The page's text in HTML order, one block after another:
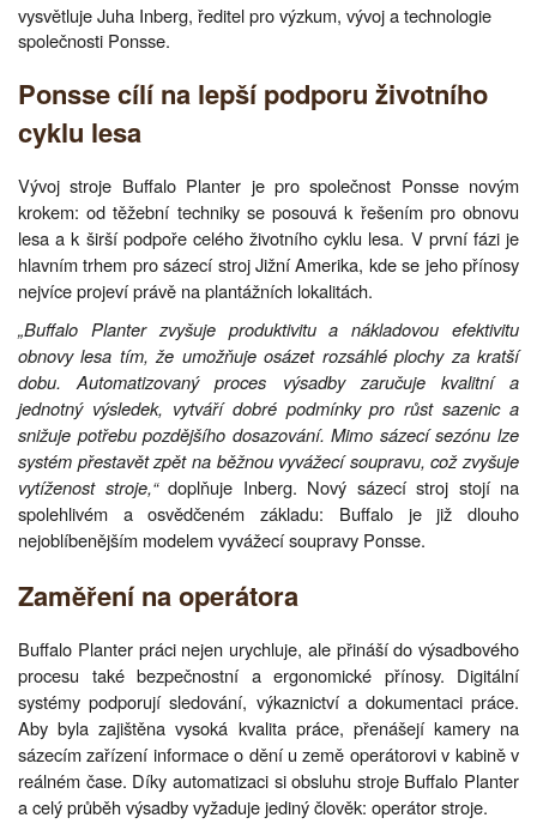
vysvětluje Juha Inberg, ředitel pro výzkum, vývoj a technologie
společnosti Ponsse.
Ponsse cílí na lepší podporu životního
cyklu lesa
Vývoj stroje Buffalo Planter je pro společnost Ponsse novým
krokem: od těžební techniky se posouvá k řešením pro obnovu
lesa a k širší podpoře celého životního cyklu lesa. V první fázi je
hlavním trhem pro sázecí stroj Jižní Amerika, kde se jeho přínosy
nejvíce projeví právě na plantážních lokalitách.
„Buffalo Planter zvyšuje produktivitu a nákladovou efektivitu
obnovy lesa tím, že umožňuje osázet rozsáhlé plochy za kratší
dobu. Automatizovaný proces výsadby zaručuje kvalitní a
jednotný výsledek, vytváří dobré podmínky pro růst sazenic a
snižuje potřebu pozdějšího dosazování. Mimo sázecí sezónu lze
systém přestavět zpět na běžnou vyvážecí soupravu, což zvyšuje
vytíženost stroje,“ doplňuje Inberg. Nový sázecí stroj stojí na
spolehlivém a osvědčeném základu: Buffalo je již dlouho
nejoblíbenějším modelem vyvážecí soupravy Ponsse.
Zaměření na operátora
Buffalo Planter práci nejen urychluje, ale přináší do výsadbového
procesu také bezpečnostní a ergonomické přínosy. Digitální
systémy podporují sledování, výkaznictví a dokumentaci práce.
Aby byla zajištěna vysoká kvalita práce, přenášejí kamery na
sázecím zařízení informace o dění u země operátorovi v kabině v
reálném čase. Díky automatizaci si obsluhu stroje Buffalo Planter
a celý průběh výsadby vyžaduje jediný člověk: operátor stroje.